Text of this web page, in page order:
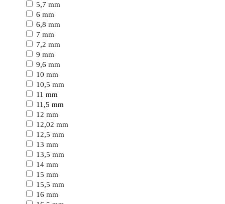
5,7 mm
6 mm
6,8 mm
7 mm
7,2 mm
9 mm
9,6 mm
10 mm
10,5 mm
11 mm
11,5 mm
12 mm
12,02 mm
12,5 mm
13 mm
13,5 mm
14 mm
15 mm
15,5 mm
16 mm